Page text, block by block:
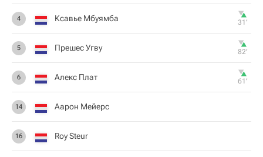
4 Ксавье Мбуямба 31‎’‎
5 Прешес Угву 82‎’‎
6 Алекс Плат 61‎’‎
14 Аарон Мейерс
16 Roy Steur